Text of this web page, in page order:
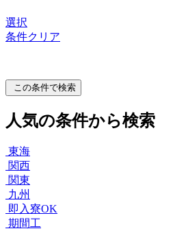
選択
条件クリア
この条件で検索
人気の条件から検索
東海
関西
関東
九州
即入寮OK
期間工